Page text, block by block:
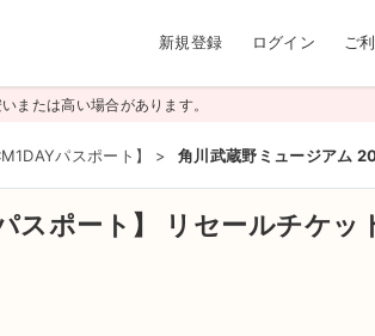
新規登録 ログイン ご
または高い場合があります。
パスポート】 > 角川武蔵野ミュージアム
スポート】
リセールチケッ